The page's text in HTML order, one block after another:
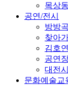
목상
공연/전시
방방
찾아
김호
공연
대전
문화예술교